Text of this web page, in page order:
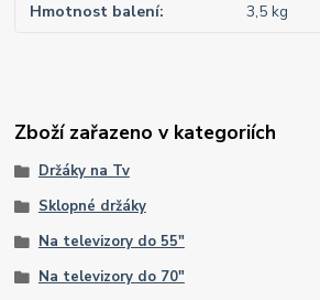
Hmotnost balení 3,5 kg
Zboží zařazeno v kategoriích
Držáky na Tv
Sklopné držáky
Na televizory do 55"
Na televizory do 70"